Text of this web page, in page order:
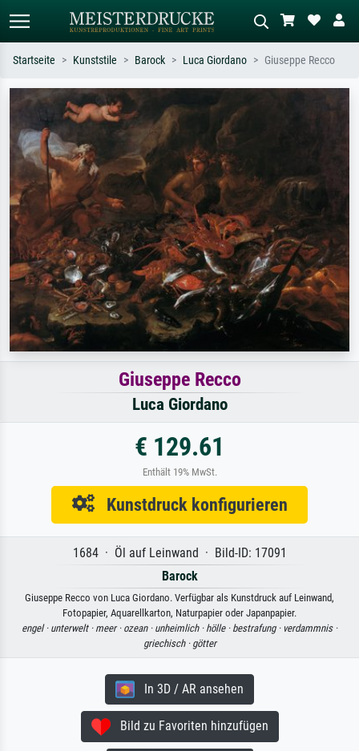
Standardsuche KI-Bildersuche
Suchen Sie nach Künstlern, Werktiteln
oder Stilen – z.B. Monet,
Sternennacht, Impressionismus, Welle
Hokusai, Akt.
Beschreiben Sie die Szene – z.B. Grüne
Wiese, Abstrakt mit viel Rot, Dunkles
Ölgemälde, Stehender Akt neben einem
Startseite Kunststile Barock Luca Giordano Giuseppe Recco
Giuseppe Recco
Luca Giordano
€ 129.61
Enthält 19% MwSt.
Kunstdruck konfigurieren
1684 · Öl auf Leinwand · Bild-ID: 17091
Barock
Giuseppe Recco von Luca Giordano. Verfügbar als Kunstdruck auf Leinwand,
Fotopapier, Aquarellkarton, Naturpapier oder Japanpapier.
engel · unterwelt · meer · ozean · unheimlich · hölle · bestrafung · verdammnis ·
griechisch · götter
In 3D / AR ansehen
Bild zu Favoriten hinzufügen